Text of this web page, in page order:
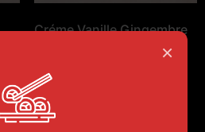
Créme Vanille Gingembre
Ajouter au panier
×